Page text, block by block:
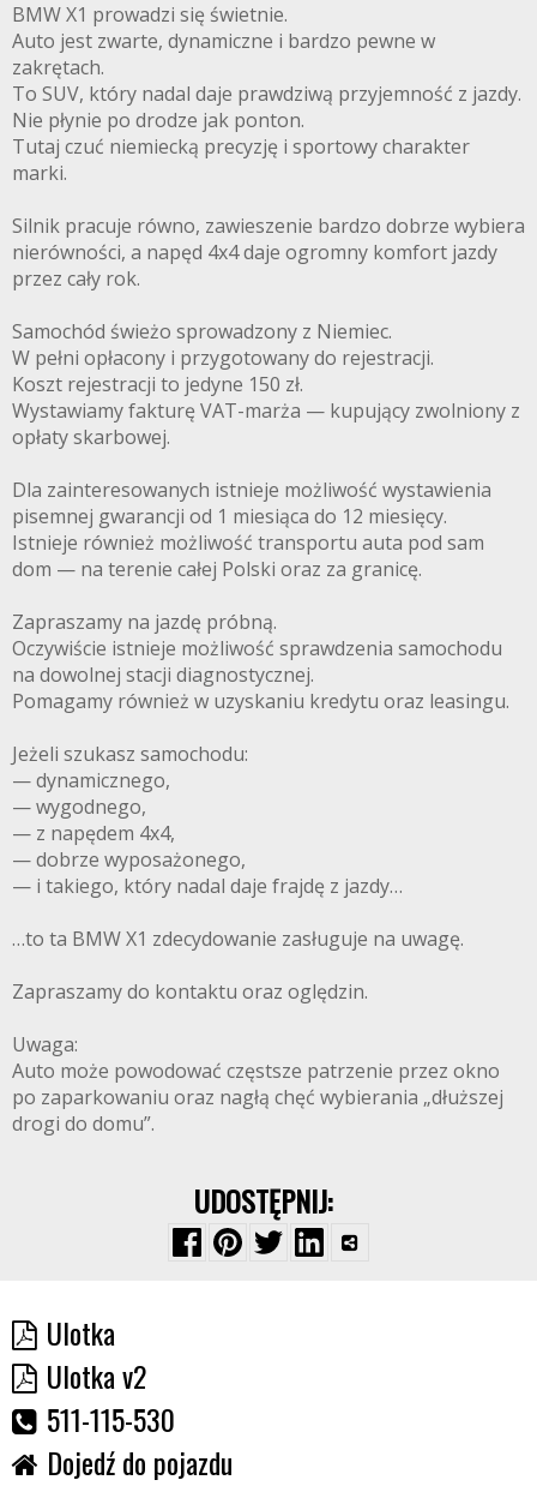
BMW X1 prowadzi się świetnie.
Auto jest zwarte, dynamiczne i bardzo pewne w
zakrętach.
To SUV, który nadal daje prawdziwą przyjemność z jazdy.
Nie płynie po drodze jak ponton.
Tutaj czuć niemiecką precyzję i sportowy charakter
marki.
Silnik pracuje równo, zawieszenie bardzo dobrze wybiera
nierówności, a napęd 4x4 daje ogromny komfort jazdy
przez cały rok.
Samochód świeżo sprowadzony z Niemiec.
W pełni opłacony i przygotowany do rejestracji.
Koszt rejestracji to jedyne 150 zł.
Wystawiamy fakturę VAT-marża — kupujący zwolniony z
opłaty skarbowej.
Dla zainteresowanych istnieje możliwość wystawienia
pisemnej gwarancji od 1 miesiąca do 12 miesięcy.
Istnieje również możliwość transportu auta pod sam
dom — na terenie całej Polski oraz za granicę.
Zapraszamy na jazdę próbną.
Oczywiście istnieje możliwość sprawdzenia samochodu
na dowolnej stacji diagnostycznej.
Pomagamy również w uzyskaniu kredytu oraz leasingu.
Jeżeli szukasz samochodu:
— dynamicznego,
— wygodnego,
— z napędem 4x4,
— dobrze wyposażonego,
— i takiego, który nadal daje frajdę z jazdy…
…to ta BMW X1 zdecydowanie zasługuje na uwagę.
Zapraszamy do kontaktu oraz oględzin.
Uwaga:
Auto może powodować częstsze patrzenie przez okno
po zaparkowaniu oraz nagłą chęć wybierania „dłuższej
drogi do domu”.
UDOSTĘPNIJ:
Ulotka
Ulotka v2
511-115-530
Dojedź do pojazdu